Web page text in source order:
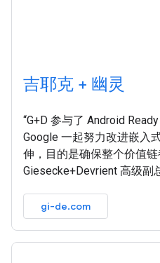
吉耶克 + 幽灵
“G+D 参与了 Android
Google 一起努力改进嵌入
伸，目的是确保整个价值
Giesecke+Devrient 高级副
gi-de.com